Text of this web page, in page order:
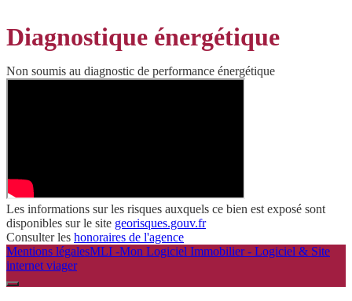
Diagnostique énergétique
Non soumis au diagnostic de performance énergétique
Les informations sur les risques auxquels ce bien est exposé sont
disponibles sur le site georisques.gouv.fr
Consulter les honoraires de l'agence
Mentions légalesMLI -Mon Logiciel Immobilier - Logiciel & Site
internet viager